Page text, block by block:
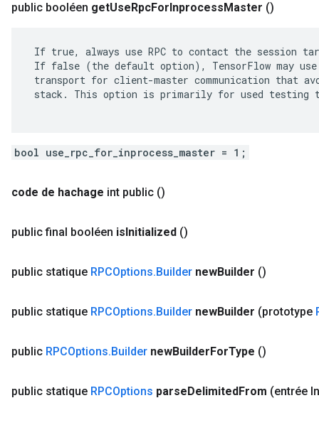
public booléen getUseRpcForInprocessMaster ()
If true, always use RPC to contact the session
If false (the default option), TensorFlow may use
transport for client-master communication that
stack. This option is primarily for used testing
bool use_rpc_for_inprocess_master = 1;
code de hachage int public ()
public final booléen isInitialized ()
public statique RPCOptions.Builder newBuilder ()
public statique RPCOptions.Builder newBuilder (prototype
public RPCOptions.Builder newBuilderForType ()
public statique RPCOptions parseDelimitedFrom (entrée